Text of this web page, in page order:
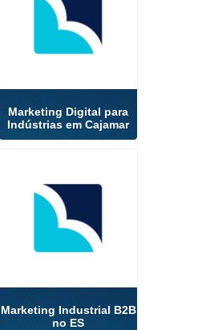
Marketing Digital para
Indústrias em Cajamar
Marketing Industrial B2B
no ES